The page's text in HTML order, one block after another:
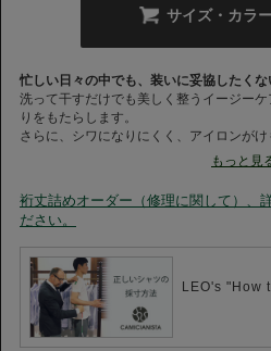
サイズ・カラ
忙しい日々の中でも、装いに妥協したくな
洗って干すだけでも美しく整うイージー
りをもたらします。
さらに、シワになりにくく、アイロンが
と、日々のお手入れのしやすさを両立し
忙しい朝の味方に。自然に“整う”イージ
い。
【レオスペシャルプロダクト】
カミチャニスタのブランドスタート時よ
レオナルド・ブジェッリ氏による、こだ
クトです。
ステッチはカフス・襟ともに3mm幅で仕
もっと見
裄丈詰めオーダー（修理に関して）、
ださい。
LEO's "How